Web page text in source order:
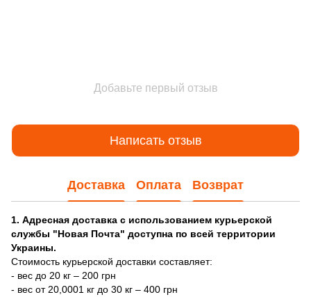
Добавьте первый отзыв
Написать отзыв
Доставка Оплата Возврат
1. Адресная доставка с использованием курьерской
службы "Новая Почта" доступна по всей территории
Украины.
Стоимость курьерской доставки составляет:
- вес до 20 кг – 200 грн
- вес от 20,0001 кг до 30 кг – 400 грн